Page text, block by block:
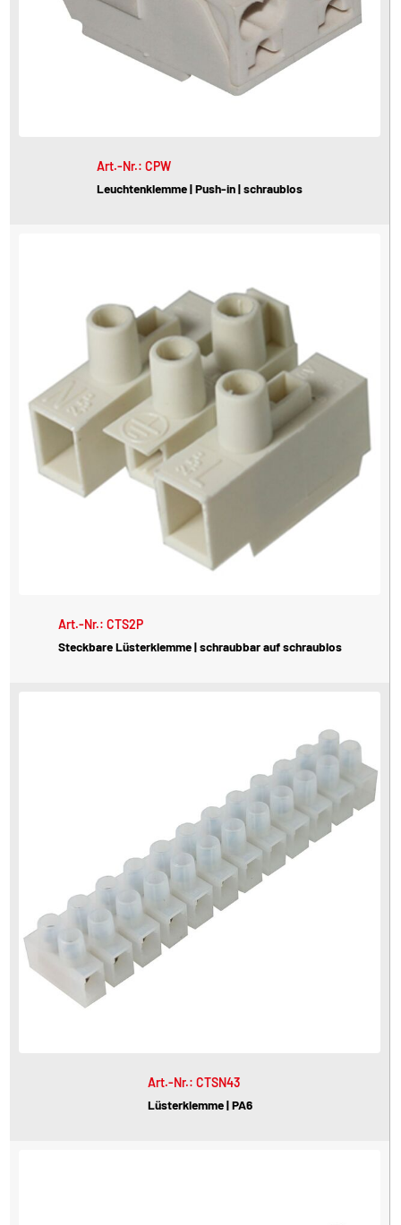
Art.-Nr.: CPW
Leuchtenklemme | Push-in | schraublos
Art.-Nr.: CTS2P
Steckbare Lüsterklemme | schraubbar auf schraublos
Art.-Nr.: CTSN43
Lüsterklemme | PA6